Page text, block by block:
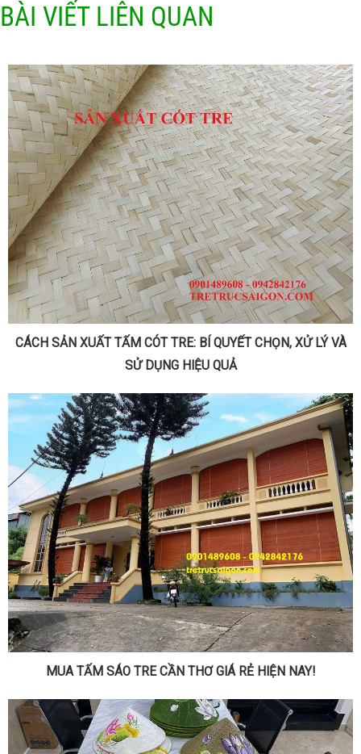
BÀI VIẾT LIÊN QUAN
CÁCH SẢN XUẤT TẤM CÓT TRE: BÍ QUYẾT CHỌN, XỬ LÝ VÀ
SỬ DỤNG HIỆU QUẢ
MUA TẤM SÁO TRE CẦN THƠ GIÁ RẺ HIỆN NAY!